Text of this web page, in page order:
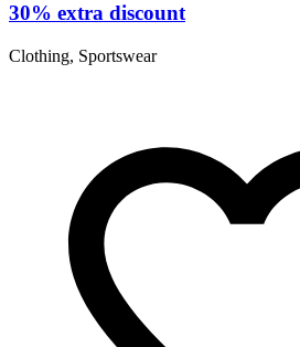
30% extra discount
Clothing, Sportswear